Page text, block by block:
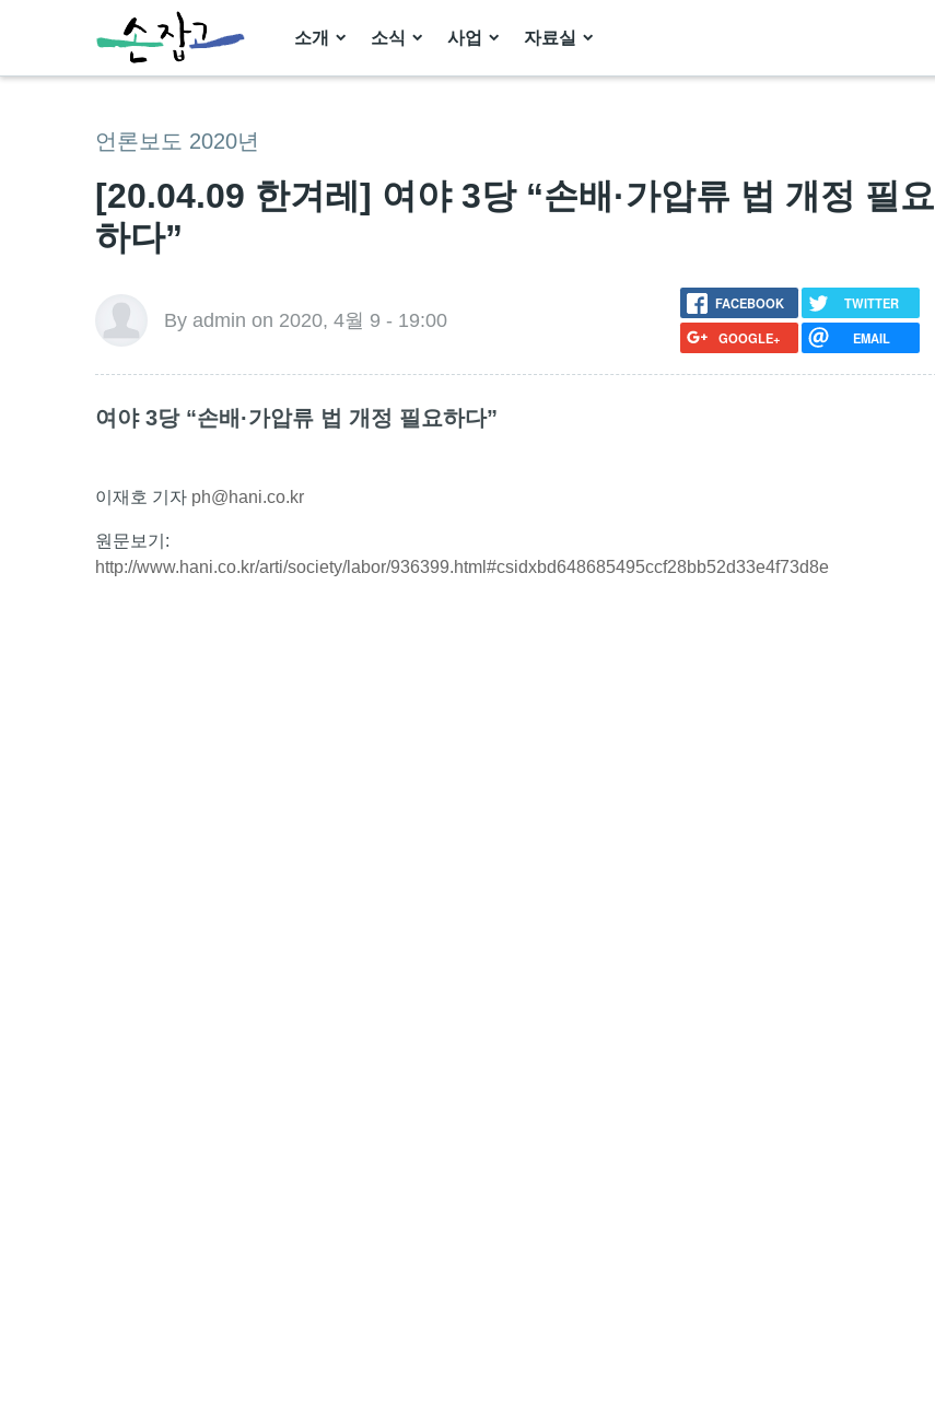
소개 소식 사업 자료실
언론보도 2020년
[20.04.09 한겨레] 여야 3당 “손배·가압류 법 개정 필요
하다”
By admin on 2020, 4월 9 - 19:00
FACEBOOK
TWITTER
GOOGLE+
EMAIL
여야 3당 “손배·가압류 법 개정 필요하다”
이재호 기자 ph@hani.co.kr
원문보기:
http://www.hani.co.kr/arti/society/labor/936399.html#csidxbd648685495ccf28bb52d33e4f73d8e